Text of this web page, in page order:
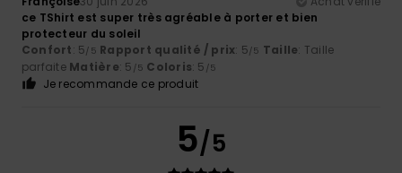
ce TShirt est super très agréable à porter et bien
protecteur du soleil
Confort: 5/5 Rapport qualité / prix: 5/5 Taille: Taille
parfaite Matière: 5 /5 Coloris: 5 /5
Je recommande ce produit
5/5